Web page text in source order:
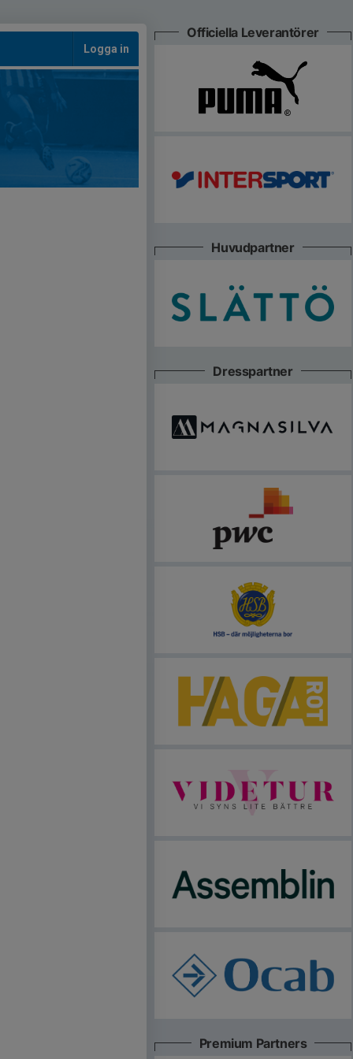
Logga in
Officiella Leverantörer
Huvudpartner
Dresspartner
Premium Partners